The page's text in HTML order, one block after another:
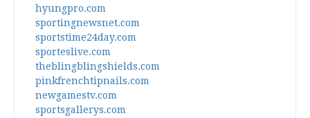
hyungpro.com
sportingnewsnet.com
sportstime24day.com
sporteslive.com
theblingblingshields.com
pinkfrenchtipnails.com
newgamestv.com
sportsgallerys.com